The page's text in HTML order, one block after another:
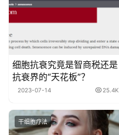
细胞抗衰究竟是智商税还是
抗衰界的“天花板”？
2023-07-14 25.4K
干细胞疗法